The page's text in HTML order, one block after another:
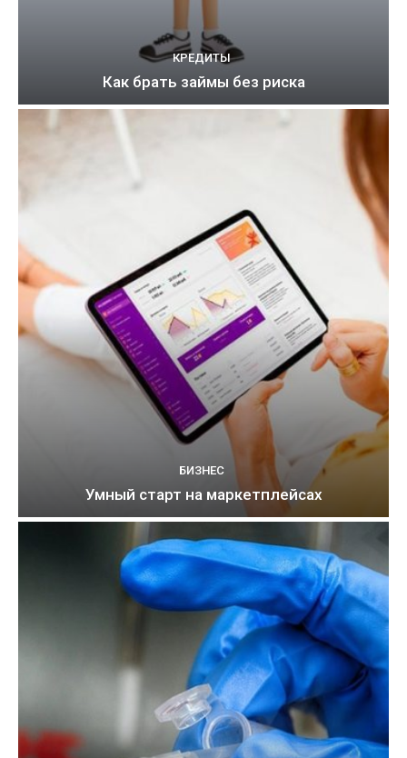
КРЕДИТЫ
Как брать займы без риска
БИЗНЕС
Умный старт на маркетплейсах